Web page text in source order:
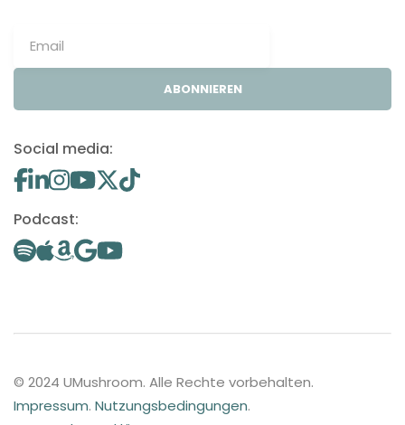
ABONNIEREN
Social media:
Podcast:
© 2024 UMushroom. Alle Rechte vorbehalten.
Impressum. Nutzungsbedingungen.